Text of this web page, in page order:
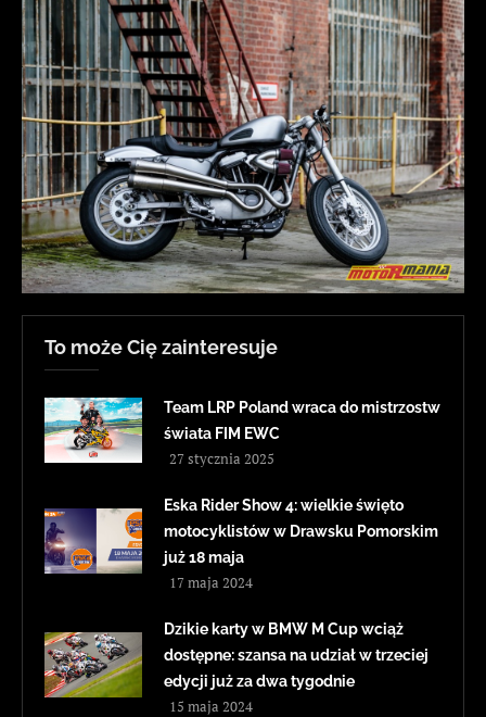
To może Cię zainteresuje
Team LRP Poland wraca do mistrzostw
świata FIM EWC
27 stycznia 2025
Eska Rider Show 4: wielkie święto
motocyklistów w Drawsku Pomorskim
już 18 maja
17 maja 2024
Dzikie karty w BMW M Cup wciąż
dostępne: szansa na udział w trzeciej
edycji już za dwa tygodnie
15 maja 2024